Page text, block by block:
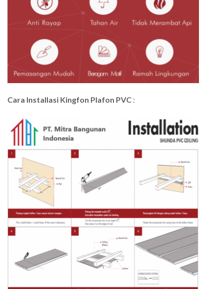
Cara Installasi Kingfon Plafon PVC :